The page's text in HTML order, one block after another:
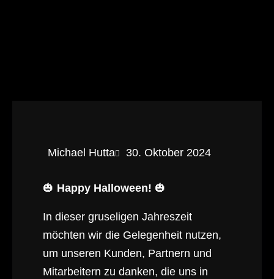
Michael Hutta 30. Oktober 2024
🎃 Happy Halloween! 🎃
In dieser gruseligen Jahreszeit
möchten wir die Gelegenheit nutzen,
um unseren Kunden, Partnern und
Mitarbeitern zu danken, die uns in